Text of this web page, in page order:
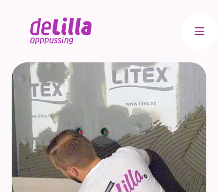
Meny
Bad Kjøkken
Innvendig Totalrenovering